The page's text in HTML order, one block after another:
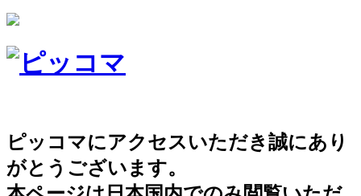
ピッコマにアクセスいただき誠にあり
がとうございます。